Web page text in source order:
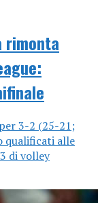
rimonta
3-2 (25-21;
qualificati alle
di volley